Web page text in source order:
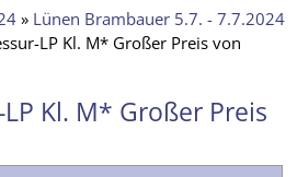
» Lünen Brambauer 5.7. - 7.7.2024
LP Kl. M* Großer Preis von
Kl. M* Großer Preis